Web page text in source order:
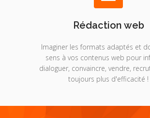
Rédaction web
Imaginer les formats adaptés et
sens à vos contenus web pour
dialoguer, convaincre, vendre,
toujours plus d'efficacité !